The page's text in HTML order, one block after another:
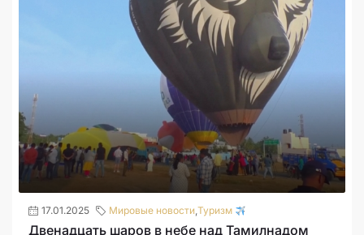
17.01.2025 Мировые новости,Туризм
Двенадцать шаров в небе над Тамилнадом